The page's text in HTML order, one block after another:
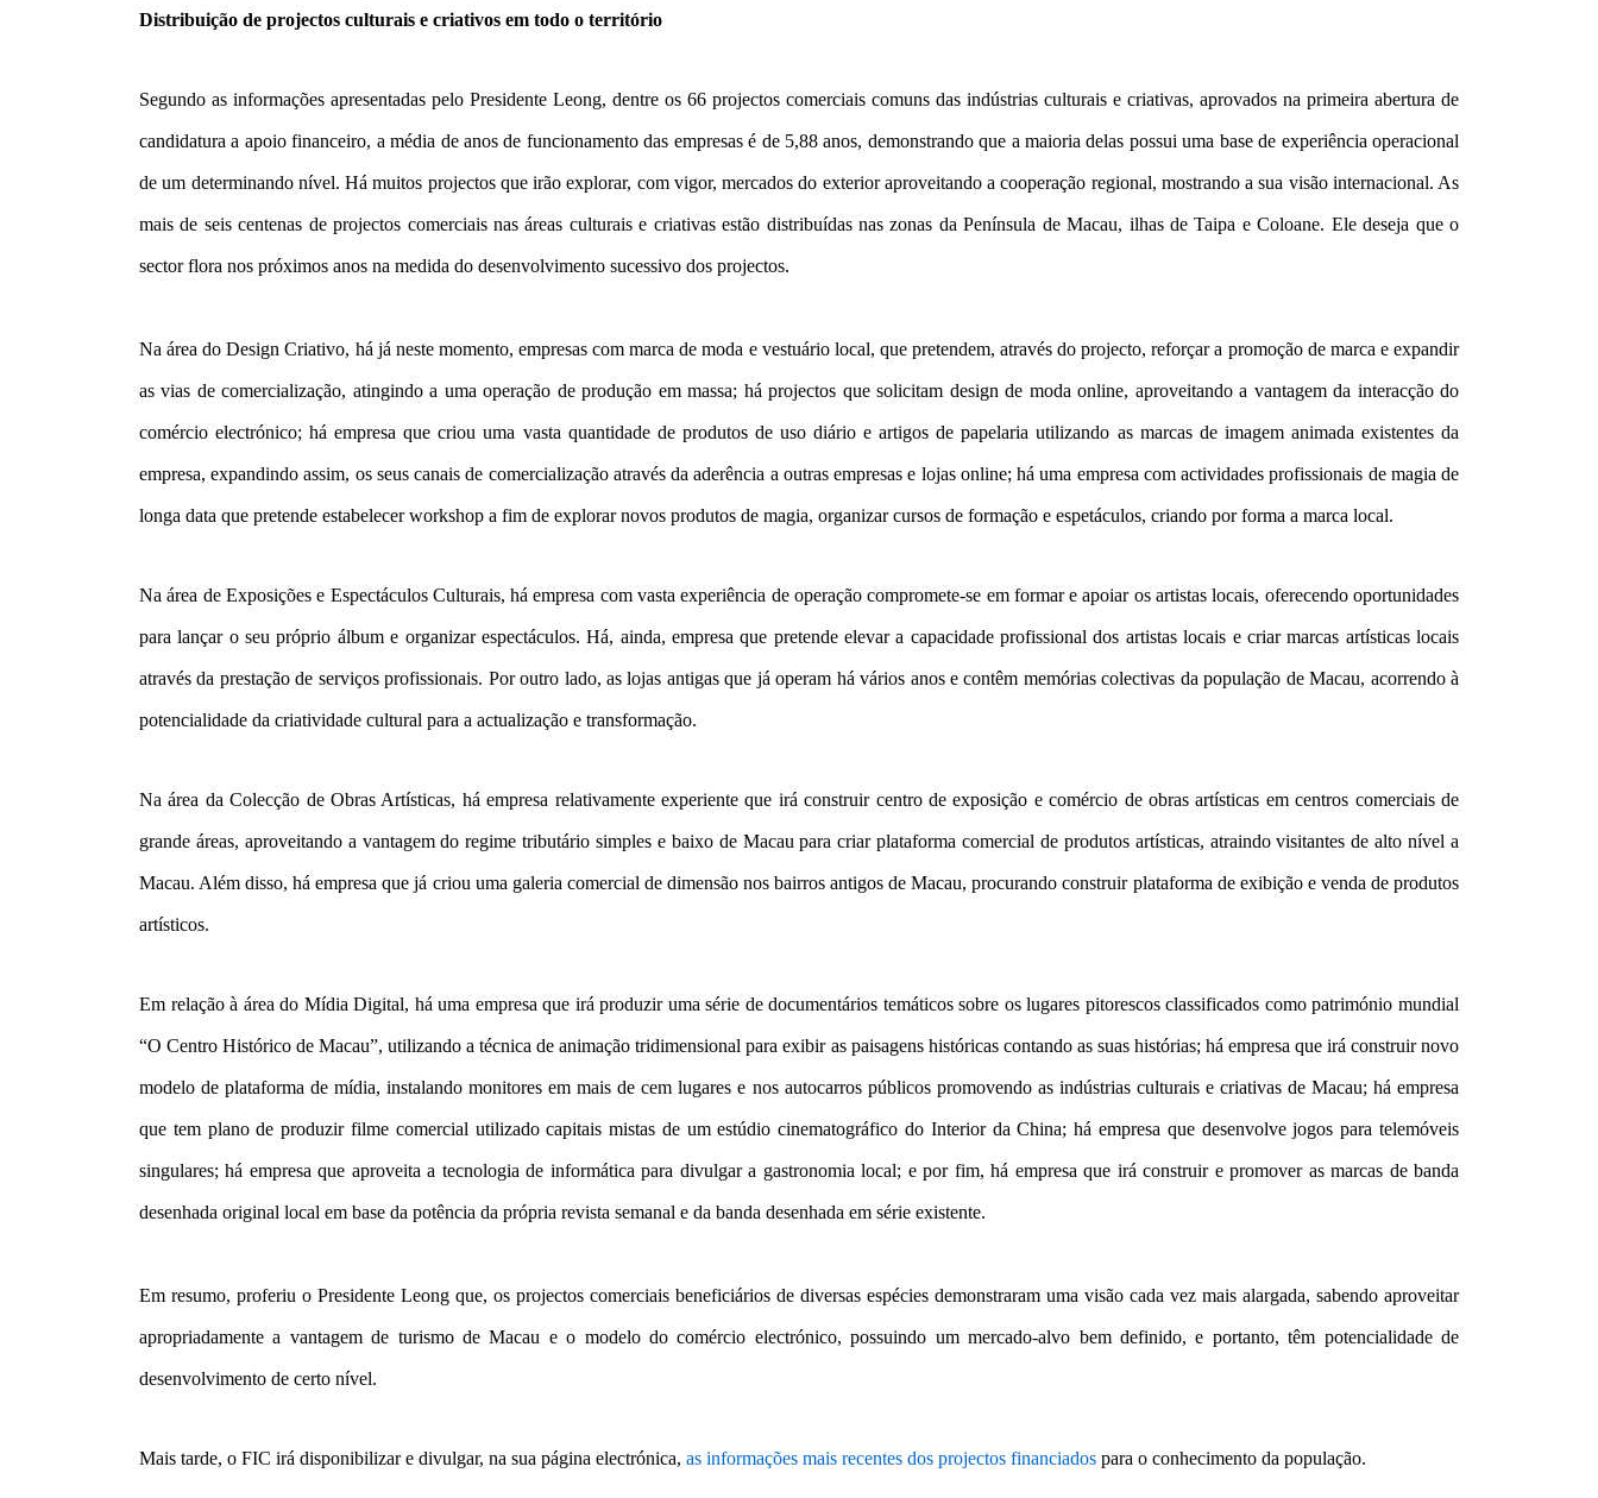
Distribuição de projectos culturais e criativos em todo o território
Segundo as informações apresentadas pelo Presidente Leong, dentre os 66 projectos comerciais comuns das indústrias culturais e criativas, aprovados na primeira abertura de
candidatura a apoio financeiro, a média de anos de funcionamento das empresas é de 5,88 anos, demonstrando que a maioria delas possui uma base de experiência operacional
de um determinando nível. Há muitos projectos que irão explorar, com vigor, mercados do exterior aproveitando a cooperação regional, mostrando a sua visão internacional. As
mais de seis centenas de projectos comerciais nas áreas culturais e criativas estão distribuídas nas zonas da Península de Macau, ilhas de Taipa e Coloane. Ele deseja que o
sector flora nos próximos anos na medida do desenvolvimento sucessivo dos projectos.
Na área do Design Criativo, há já neste momento, empresas com marca de moda e vestuário local, que pretendem, através do projecto, reforçar a promoção de marca e expandir
as vias de comercialização, atingindo a uma operação de produção em massa; há projectos que solicitam design de moda online, aproveitando a vantagem da interacção do
comércio electrónico; há empresa que criou uma vasta quantidade de produtos de uso diário e artigos de papelaria utilizando as marcas de imagem animada existentes da
empresa, expandindo assim, os seus canais de comercialização através da aderência a outras empresas e lojas online; há uma empresa com actividades profissionais de magia de
longa data que pretende estabelecer workshop a fim de explorar novos produtos de magia, organizar cursos de formação e espetáculos, criando por forma a marca local.
Na área de Exposições e Espectáculos Culturais, há empresa com vasta experiência de operação compromete-se em formar e apoiar os artistas locais, oferecendo oportunidades
para lançar o seu próprio álbum e organizar espectáculos. Há, ainda, empresa que pretende elevar a capacidade profissional dos artistas locais e criar marcas artísticas locais
através da prestação de serviços profissionais. Por outro lado, as lojas antigas que já operam há vários anos e contêm memórias colectivas da população de Macau, acorrendo à
potencialidade da criatividade cultural para a actualização e transformação.
Na área da Colecção de Obras Artísticas, há empresa relativamente experiente que irá construir centro de exposição e comércio de obras artísticas em centros comerciais de
grande áreas, aproveitando a vantagem do regime tributário simples e baixo de Macau para criar plataforma comercial de produtos artísticas, atraindo visitantes de alto nível a
Macau. Além disso, há empresa que já criou uma galeria comercial de dimensão nos bairros antigos de Macau, procurando construir plataforma de exibição e venda de produtos
artísticos.
Em relação à área do Mídia Digital, há uma empresa que irá produzir uma série de documentários temáticos sobre os lugares pitorescos classificados como património mundial
“O Centro Histórico de Macau”, utilizando a técnica de animação tridimensional para exibir as paisagens históricas contando as suas histórias; há empresa que irá construir novo
modelo de plataforma de mídia, instalando monitores em mais de cem lugares e nos autocarros públicos promovendo as indústrias culturais e criativas de Macau; há empresa
que tem plano de produzir filme comercial utilizado capitais mistas de um estúdio cinematográfico do Interior da China; há empresa que desenvolve jogos para telemóveis
singulares; há empresa que aproveita a tecnologia de informática para divulgar a gastronomia local; e por fim, há empresa que irá construir e promover as marcas de banda
desenhada original local em base da potência da própria revista semanal e da banda desenhada em série existente.
Em resumo, proferiu o Presidente Leong que, os projectos comerciais beneficiários de diversas espécies demonstraram uma visão cada vez mais alargada, sabendo aproveitar
apropriadamente a vantagem de turismo de Macau e o modelo do comércio electrónico, possuindo um mercado-alvo bem definido, e portanto, têm potencialidade de
desenvolvimento de certo nível.
Mais tarde, o FIC irá disponibilizar e divulgar, na sua página electrónica, as informações mais recentes dos projectos financiados para o conhecimento da população.